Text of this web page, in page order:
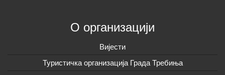
О организацији
Вијeсти
Туристичка организација Града Требиња